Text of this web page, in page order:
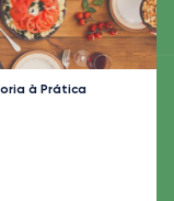
à Prática